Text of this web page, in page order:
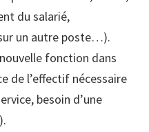
du salarié,
un autre poste…).
fonction dans
de l’effectif nécessaire
besoin d’une